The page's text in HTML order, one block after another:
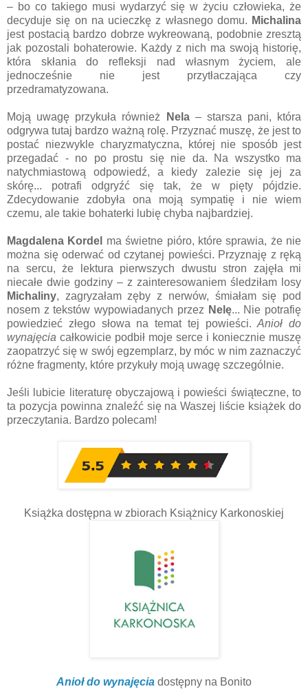
– bo co takiego musi wydarzyć się w życiu człowieka, że
decyduje się on na ucieczkę z własnego domu. Michalina
jest postacią bardzo dobrze wykreowaną, podobnie zresztą
jak pozostali bohaterowie. Każdy z nich ma swoją historię,
która skłania do refleksji nad własnym życiem, ale
jednocześnie nie jest przytłaczająca czy
przedramatyzowana.
Moją uwagę przykuła również Nela – starsza pani, która
odgrywa tutaj bardzo ważną rolę. Przyznać muszę, że jest to
postać niezwykle charyzmatyczna, której nie sposób jest
przegadać - no po prostu się nie da. Na wszystko ma
natychmiastową odpowiedź, a kiedy zalezie się jej za
skórę... potrafi odgryźć się tak, że w pięty pójdzie.
Zdecydowanie zdobyła ona moją sympatię i nie wiem
czemu, ale takie bohaterki lubię chyba najbardziej.
Magdalena Kordel
ma świetne pióro, które sprawia, że nie
można się oderwać od czytanej powieści. Przyznaję z ręką
na sercu, że lektura pierwszych dwustu stron zajęła mi
niecałe dwie godziny – z zainteresowaniem śledziłam losy
Michaliny, zagryzałam zęby z nerwów, śmiałam się pod
nosem z tekstów wypowiadanych przez Nelę... Nie potrafię
powiedzieć złego słowa na temat tej powieści.Anioł do
wynajęcia całkowicie podbił moje serce i koniecznie muszę
zaopatrzyć się w swój egzemplarz, by móc w nim zaznaczyć
różne fragmenty, które przykuły moją uwagę szczególnie.
Jeśli lubicie literaturę obyczajową i powieści świąteczne, to
ta pozycja powinna znaleźć się na Waszej liście książek do
przeczytania. Bardzo polecam!
Książka dostępna w zbiorach Książnicy Karkonoskiej
Anioł do wynajęcia dostępny na Bonito